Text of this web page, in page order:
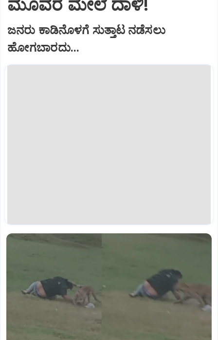
ಮೂವರ ಮೇಲೆ ದಾಳಿ!
ಜನರು ಕಾಡಿನೊಳಗೆ ಸುತ್ತಾಟ ನಡೆಸಲು
ಹೋಗಬಾರದು...